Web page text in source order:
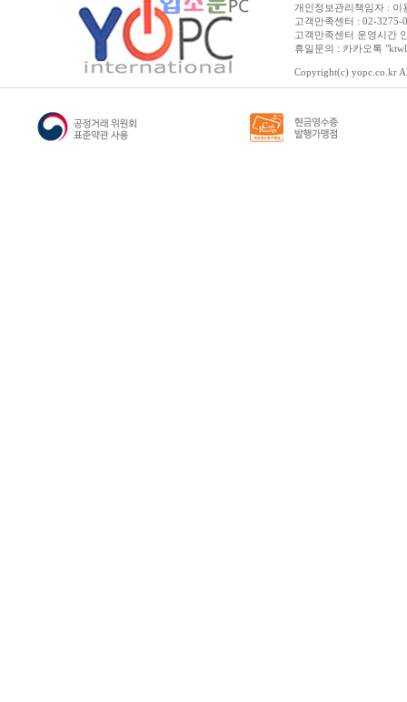
개인정보관리책임자 : 이
고객만족센터 : 02-3275-
고객만족센터 운영시간
휴일문의 : 카카오톡
Copyright(c) yopc.co.kr